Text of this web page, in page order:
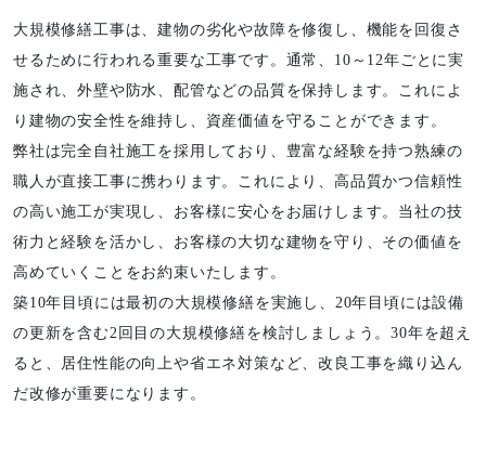
大規模修繕工事は、建物の劣化や故障を修復し、機能を回復さ
せるために行われる重要な工事です。通常、10～12年ごとに実
施され、外壁や防水、配管などの品質を保持します。これによ
り建物の安全性を維持し、資産価値を守ることができます。
弊社は完全自社施工を採用しており、豊富な経験を持つ熟練の
職人が直接工事に携わります。これにより、高品質かつ信頼性
の高い施工が実現し、お客様に安心をお届けします。当社の技
術力と経験を活かし、お客様の大切な建物を守り、その価値を
高めていくことをお約束いたします。
築10年目頃には最初の大規模修繕を実施し、20年目頃には設備
の更新を含む2回目の大規模修繕を検討しましょう。30年を超え
ると、居住性能の向上や省エネ対策など、改良工事を織り込ん
だ改修が重要になります。